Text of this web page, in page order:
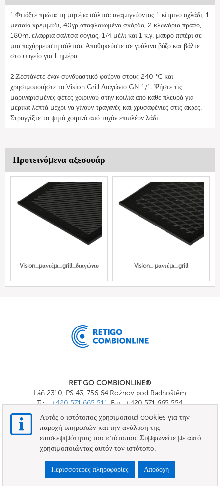
1.Φτιάξτε πρώτα τη μητέρα σάλτσα αναμιγνύοντας 1 κίτρινο αχλάδι, 1
μεσαίο κρεμμύδι, 40γρ αποφλοιωμένο σκόρδο, 2 κλωνάρια πράσο,
180ml ελαφριά σάλτσα σόγιας, 1/4 μέλι και 1 κ.γ. μαύρο πιπέρι σε
μια παχύρρευστη σάλτσα. Αποθηκεύστε σε γυάλινο βάζο και βάλτε
στο ψυγείο για 1 ημέρα.
2.Ζεστάνετε έναν συνδυαστικό φούρνο στους 240 °C και
χρησιμοποιήστε το Vision Grill Διαγώνιο GN 1/1. Ψήστε τις
μαριναρισμένες φέτες χοιρινού στην κοιλιά από κάθε πλευρά για
μερικά λεπτά μέχρι να γίνουν τραγανές και χρυσαφένιες στις άκρες.
Στραγγίξτε το ψητό χοιρινό από τυχόν επιπλέον λάδι.
Προτεινόμενα αξεσουάρ
Vision_μαντέμι_grill_διαγώνιο Vision_ μαντέμι_grill
RETIGO COMBIONLINE®
Láň 2310, PS 43, 756 64 Rožnov pod Radhoštěm
Tel.:+420 571 665 511, Fax: +420 571 665 554
E-mail:
info@combionline.com
OnlineMenu
ΟΡΟΙ ΚΑΙ ΠΡΟΫΠΟΘΕΣΕΙΣ
Αυτός ο ιστότοπος χρησιμοποιεί cookies για την
παροχή υπηρεσιών και την ανάλυση της
επισκεψιμότητας του ιστότοπου. Συμφωνείτε με αυτό
χρησιμοποιώντας αυτόν τον ιστότοπο.
Περισσότερες πληροφορίες Αποδοχή